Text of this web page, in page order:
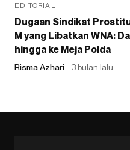
EDITORIAL
Dugaan Sindikat
M yang Libatkan WNA:
hingga ke Meja Polda
Risma Azhari 3 bulan lalu